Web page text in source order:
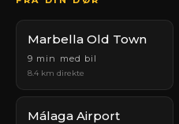
Marbella Old Town
9 min med bil
8.4 km direkte
Málaga Airport